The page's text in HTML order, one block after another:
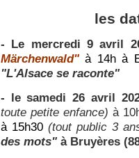
les
- Le mercredi 9 avril
Märchenwald"à 14h à
"L'Alsace se raconte"
- le samedi 26 avril
toute petite enfance)à
à 15h30 (tout public 3
des mots" à Bruyères